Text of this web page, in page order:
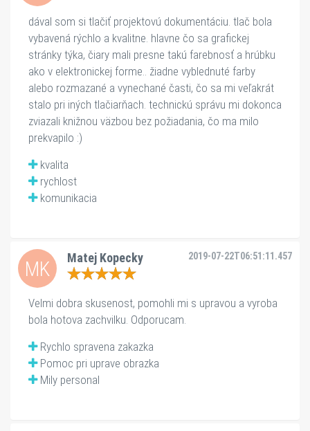
dával som si tlačiť projektovú dokumentáciu. tlač bola
vybavená rýchlo a kvalitne. hlavne čo sa grafickej
stránky týka, čiary mali presne takú farebnosť a hrúbku
ako v elektronickej forme.. žiadne vyblednuté farby
alebo rozmazané a vynechané časti, čo sa mi veľakrát
stalo pri iných tlačiarňach. technickú správu mi dokonca
zviazali knižnou väzbou bez požiadania, čo ma milo
prekvapilo :)
kvalita
rychlost
komunikacia
MK Matej Kopecky 2019-07-22T06:51:11.457
Velmi dobra skusenost, pomohli mi s upravou a vyroba
bola hotova zachvilku. Odporucam.
Rychlo spravena zakazka
Pomoc pri uprave obrazka
Mily personal